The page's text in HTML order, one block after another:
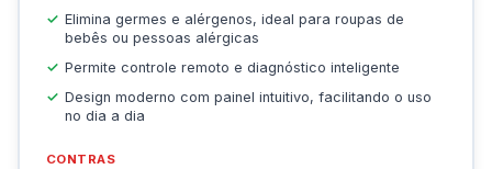
Elimina germes e alérgenos, ideal para roupas de
bebês ou pessoas alérgicas
Permite controle remoto e diagnóstico inteligente
Design moderno com painel intuitivo, facilitando o uso
no dia a dia
CONTRAS